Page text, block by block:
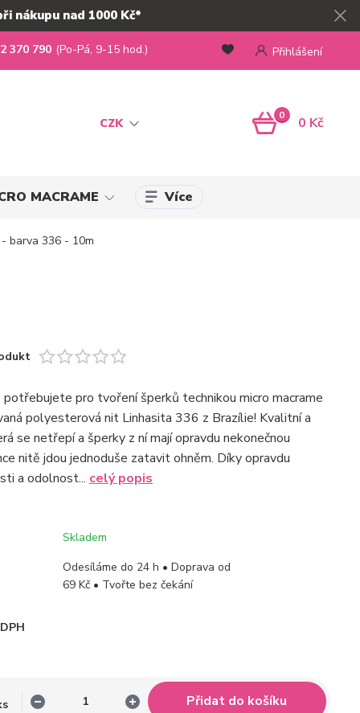
nákupu nad 1000 Kč*
CZK
Přihlášení
370 790 (Po-Pá, 9-15 hod.)
0 0 Kč
MACRAME Více
barva 336 - 10m
pro tvoření šperků technikou micro macrame
polyesterová nit Linhasita 336 z Brazílie! Kvalitní a
se netřepí a šperky z ní mají opravdu nekonečnou
nitě jdou jednoduše zatavit ohněm. Díky opravdu
a odolnost... celý popis
Skladem
Odesíláme do 24 h • Doprava od
69 Kč • Tvořte bez čekání
Přidat do košíku